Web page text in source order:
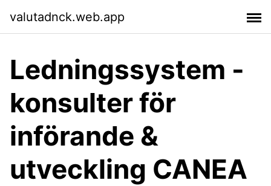
valutadnck.web.app
Ledningssystem -
konsulter för
införande &
utveckling CANEA